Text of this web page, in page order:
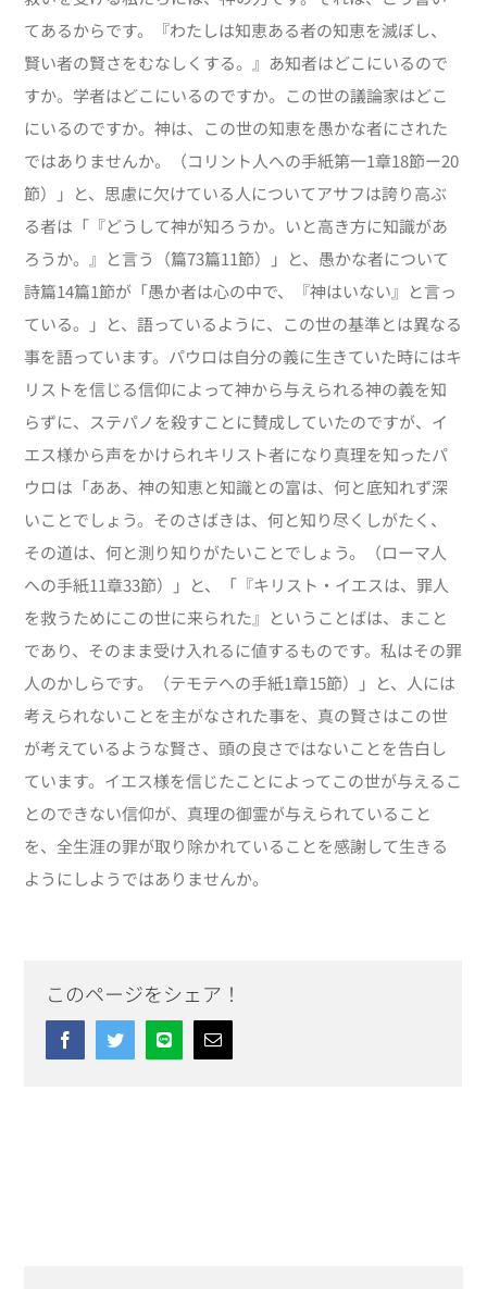
てあるからです。『わたしは知恵ある者の知恵を滅ぼし、
賢い者の賢さをむなしくする。』あ知者はどこにいるので
すか。学者はどこにいるのですか。この世の議論家はどこ
にいるのですか。神は、この世の知恵を愚かな者にされた
ではありませんか。（コリント人への手紙第一1章18節ー20
節）」と、思慮に欠けている人についてアサフは誇り高ぶ
る者は「『どうして神が知ろうか。いと高き方に知識があ
ろうか。』と言う（篇73篇11節）」と、愚かな者について
詩篇14篇1節が「愚か者は心の中で、『神はいない』と言っ
ている。」と、語っているように、この世の基準とは異なる
事を語っています。パウロは自分の義に生きていた時にはキ
リストを信じる信仰によって神から与えられる神の義を知
らずに、ステパノを殺すことに賛成していたのですが、イ
エス様から声をかけられキリスト者になり真理を知ったパ
ウロは「ああ、神の知恵と知識との富は、何と底知れず深
いことでしょう。そのさばきは、何と知り尽くしがたく、
その道は、何と測り知りがたいことでしょう。（ローマ人
への手紙11章33節）」と、「『キリスト・イエスは、罪人
を救うためにこの世に来られた』ということばは、まこと
であり、そのまま受け入れるに値するものです。私はその罪
人のかしらです。（テモテへの手紙1章15節）」と、人には
考えられないことを主がなされた事を、真の賢さはこの世
が考えているような賢さ、頭の良さではないことを告白し
ています。イエス様を信じたことによってこの世が与えるこ
とのできない信仰が、真理の御霊が与えられていること
を、全生涯の罪が取り除かれていることを感謝して生きる
ようにしようではありませんか。
このページをシェア！
FacebookTwitterLine Email